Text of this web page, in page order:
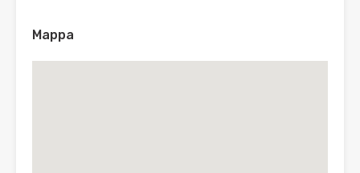
Mappa